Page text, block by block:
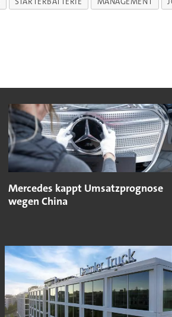
Mercedes kappt Umsatzprognose
wegen China